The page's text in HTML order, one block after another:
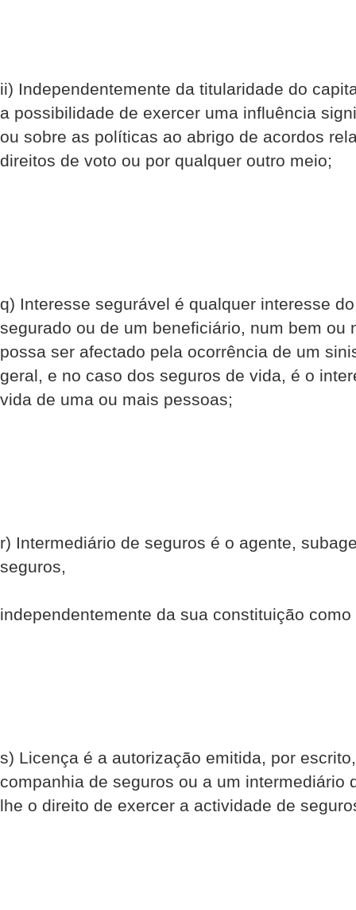
ii) Independentemente da titularidade do
a possibilidade de exercer uma influência
ou sobre as políticas ao abrigo de acordos
direitos de voto ou por qualquer outro meio;
q) Interesse segurável é qualquer interesse
segurado ou de um beneficiário, num bem ou
possa ser afectado pela ocorrência de um
geral, e no caso dos seguros de vida, é o
vida de uma ou mais pessoas;
r) Intermediário de seguros é o agente,
seguros,
independentemente da sua constituição
s) Licença é a autorização emitida, por
companhia de seguros ou a um intermediário
lhe o direito de exercer a actividade de